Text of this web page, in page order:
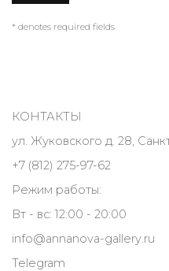
* denotes required fields
КОНТАКТЫ
ул. Жуковского д. 28,
+7 (812) 275-97-62
Режим работы:
Вт - вс: 12:00 - 20:00
info@annanova-gallery.ru
Telegram